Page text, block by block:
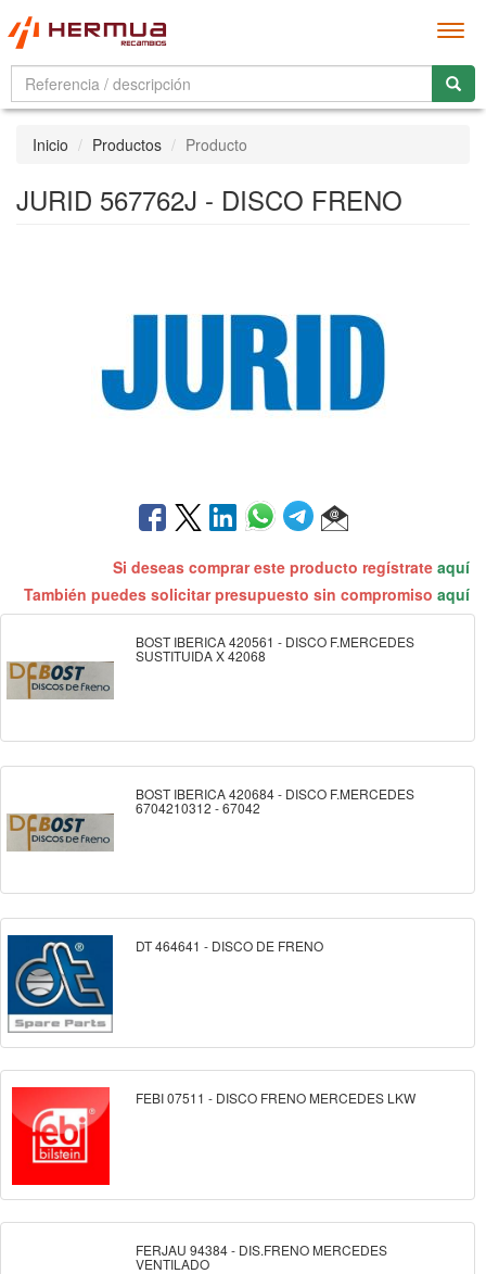
Inicio Productos Producto
JURID 567762J - DISCO FRENO
Si deseas comprar este producto regístrate aquí
También puedes solicitar presupuesto sin compromiso aquí
BOST IBERICA 420561 - DISCO F.MERCEDES
SUSTITUIDA X 42068
BOST IBERICA 420684 - DISCO F.MERCEDES
6704210312 - 67042
DT 464641 - DISCO DE FRENO
FEBI 07511 - DISCO FRENO MERCEDES LKW
FERJAU 94384 - DIS.FRENO MERCEDES
VENTILADO